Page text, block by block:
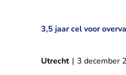
3,5 jaar cel voor
Utrecht | 3 december